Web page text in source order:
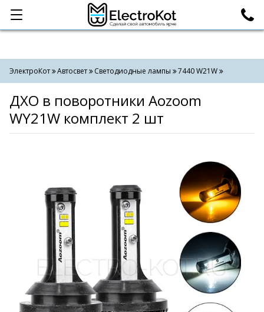
Категории Поиск
ЭлектроКот Автосвет Светодиодные лампы 7440 W21W
ДХО в поворотники Aozoom
WY21W комплект 2 шт